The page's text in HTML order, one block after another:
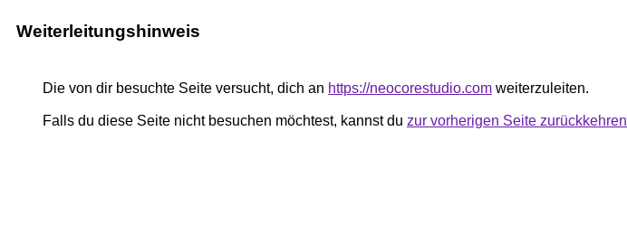
Weiterleitungshinweis
Die von dir besuchte Seite versucht, dich an https://neocorestudio.com weiterzuleiten.
Falls du diese Seite nicht besuchen möchtest, kannst du zur vorherigen Seite zurückkehren